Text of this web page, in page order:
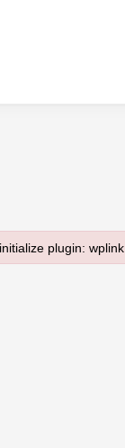
plugin: wplink
plugin: wplink